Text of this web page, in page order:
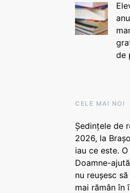
de
CELE MAI NOI
Ședințele de
2026, la
iau ce este.
Doamne-
nu reușesc
mai rămân în